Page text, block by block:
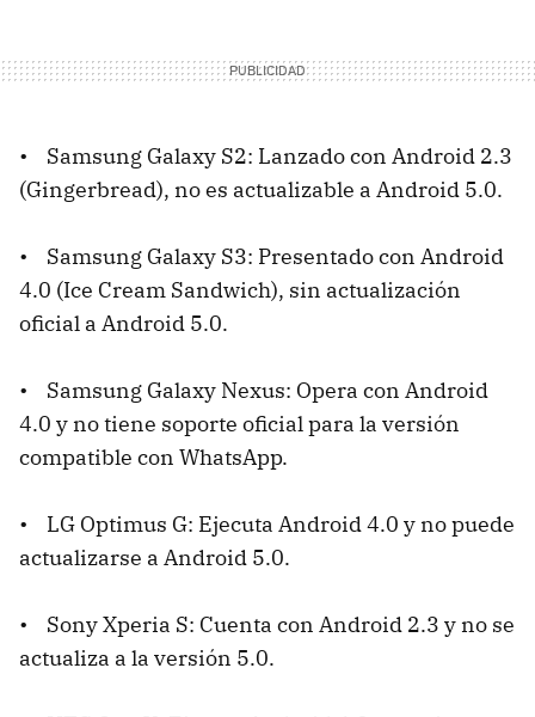
• Samsung Galaxy S2: Lanzado con Android 2.3
(Gingerbread), no es actualizable a Android 5.0.
• Samsung Galaxy S3: Presentado con Android
4.0 (Ice Cream Sandwich), sin actualización
oficial a Android 5.0.
• Samsung Galaxy Nexus: Opera con Android
4.0 y no tiene soporte oficial para la versión
compatible con WhatsApp.
• LG Optimus G: Ejecuta Android 4.0 y no puede
actualizarse a Android 5.0.
• Sony Xperia S: Cuenta con Android 2.3 y no se
actualiza a la versión 5.0.